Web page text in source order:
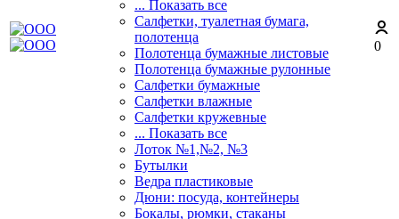
... Показать все
Салфетки, туалетная бумага,
полотенца
Полотенца бумажные листовые
Полотенца бумажные рулонные
Салфетки бумажные
Салфетки влажные
Салфетки кружевные
... Показать все
Лоток №1,№2, №3
Бутылки
Ведра пластиковые
Дюни: посуда, контейнеры
Бокалы, рюмки, стаканы
0